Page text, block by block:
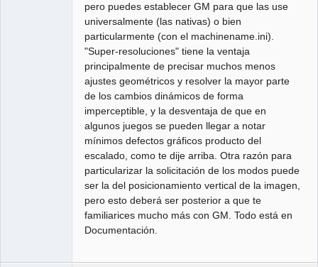
pero puedes establecer GM para que las use
universalmente (las nativas) o bien
particularmente (con el machinename.ini).
"Super-resoluciones" tiene la ventaja
principalmente de precisar muchos menos
ajustes geométricos y resolver la mayor parte
de los cambios dinámicos de forma
imperceptible, y la desventaja de que en
algunos juegos se pueden llegar a notar
mínimos defectos gráficos producto del
escalado, como te dije arriba. Otra razón para
particularizar la solicitación de los modos puede
ser la del posicionamiento vertical de la imagen,
pero esto deberá ser posterior a que te
familiarices mucho más con GM. Todo está en
Documentación.